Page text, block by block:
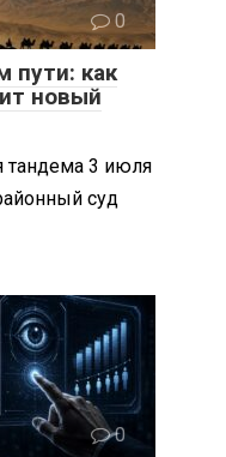
0
пути: как
новый
тандема 3 июля
суд
0